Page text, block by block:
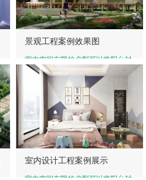
景观工程案例效果图
室内空间有限的户型可以将阳台封
闭作为一个小书房和小休息区。用
隔板设计成为书架，在另一头设计
了卡座，地上还铺了地毯，整体氛
室内设计工程案例展示